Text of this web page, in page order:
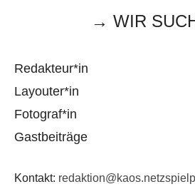
→ WIR
Redakteur*in
Layouter*in
Fotograf*in
Gastbeiträge
Kontakt: